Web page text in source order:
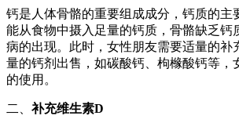
钙是人体骨骼的重要组成成分，钙质的主
能从食物中摄入足量的钙质，骨骼缺乏钙
病的出现。此时，女性朋友需要适量的补
量的钙剂出售，如碳酸钙、枸橼酸钙等，
的使用。
二、 补充维生素D